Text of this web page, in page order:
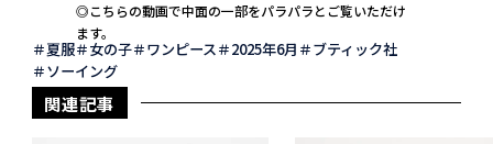
◎こちらの動画で中面の一部をパラパラとご覧いただけ
ます。
夏服 女の子 ワンピース 2025年6月
ブティック社
ソーイング
関連記事